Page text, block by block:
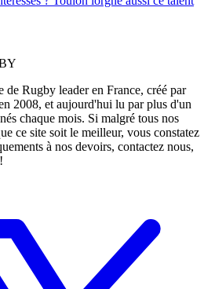
de Rugby leader en France, créé par
2008, et aujourd'hui lu par plus d'un
chaque mois. Si malgré tous nos
ce site soit le meilleur, vous constatez
à nos devoirs, contactez nous,